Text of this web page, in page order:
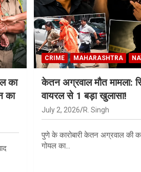
का
का
CRIME MAHARASHTRA
केतन अग्रवाल मौत मामला:
वायरल से 1 बड़ा खुलासा!
July 2, 2026 R. Singh
पुणे के कारोबारी केतन अग्रवाल की
गोयल का…